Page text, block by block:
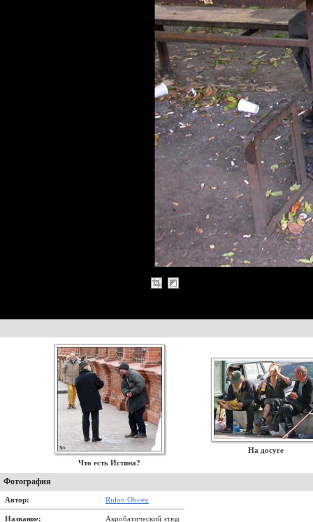
Что есть Истина?
На досуге
Фотография
Автор: Rulon Oboev
Название: Акробатический этюд